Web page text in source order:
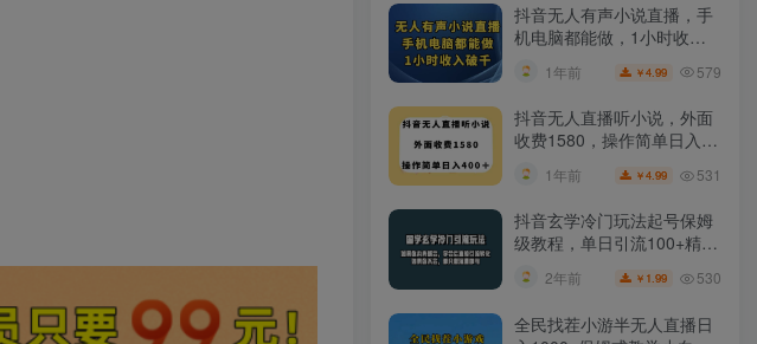
抖音无人有声小说直播，手
机电脑都能做，1小时收入
1年前 ￥4.99 579
抖音无人直播听小说，外面
收费1580，操作简单日入
400+【揭秘】
1年前 ￥4.99 531
抖音玄学冷门玩法起号保姆
级教程，单日引流100+精准
玄学粉
2年前 ￥ 1.99 530
全民找茬小游半无人直播日